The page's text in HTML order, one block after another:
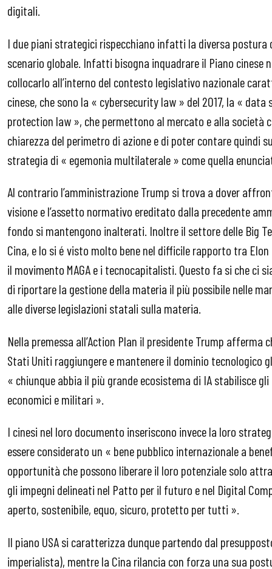
digitali.
I due piani strategici rispecchiano infatti la diversa postura
scenario globale. Infatti bisogna inquadrare il Piano cinese
collocarlo all’interno del contesto legislativo nazionale
cinese, che sono la « cybersecurity law » del 2017, la «
protection law », che permettono al mercato e alla società
chiarezza del perimetro di azione e di poter contare quindi
strategia di « egemonia multilaterale » come quella
Al contrario l’amministrazione Trump si trova a dover
visione e l’assetto normativo ereditato dalla precedente
fondo si mantengono inalterati. Inoltre il settore delle Big
Cina, e lo si é visto molto bene nel difficile rapporto tra
il movimento MAGA e i tecnocapitalisti. Questo fa si che ci
di riportare la gestione della materia il più possibile nelle
alle diverse legislazioni statali sulla materia.
Nella premessa all’Action Plan il presidente Trump
Stati Uniti raggiungere e mantenere il dominio tecnologico
« chiunque abbia il più grande ecosistema di IA stabilisce
economici e militari ».
I cinesi nel loro documento inseriscono invece la loro
essere considerato un « bene pubblico internazionale a
opportunità che possono liberare il loro potenziale solo
gli impegni delineati nel Patto per il futuro e nel Digital
aperto, sostenibile, equo, sicuro, protetto per tutti ».
Il piano USA si caratterizza dunque partendo dal
imperialista), mentre la Cina rilancia con forza una sua